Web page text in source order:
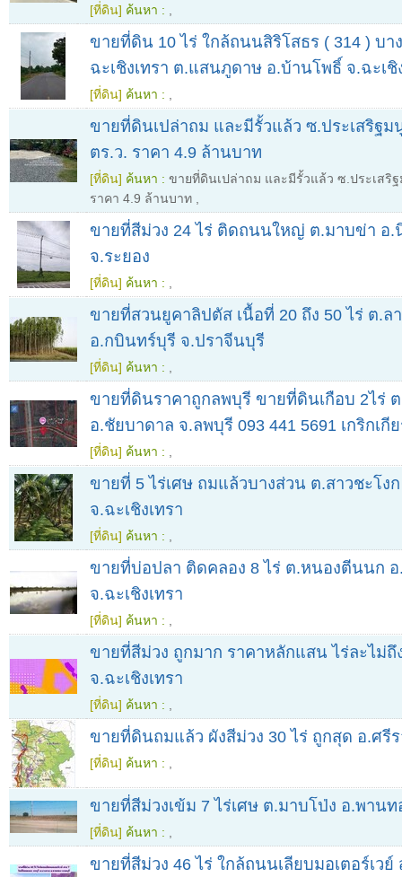
[ที่ดิน] ค้นหา :
ขายที่ดิน 10 ไร่ ใกล้ถนนสิริโสธร ( 314 ) บา
ฉะเชิงเทรา ต.แสนภูดาษ อ.บ้านโพธิ์ จ.ฉะเชิ
[ที่ดิน] ค้นหา :
ขายที่ดินเปล่าถม และมีรั้วแล้ว ซ.ประเสริฐม
ตร.ว. ราคา 4.9 ล้านบาท
[ที่ดิน] ค้นหา : ขายที่ดินเปล่าถม และมีรั้วแล้ว ซ.ประเสริ
ราคา 4.9 ล้านบาท
ขายที่สีม่วง 24 ไร่ ติดถนนใหญ่ ต.มาบข่า
จ.ระยอง
[ที่ดิน] ค้นหา :
ขายที่สวนยูคาลิปตัส เนื้อที่ 20 ถึง 50 ไร่ ต.ล
อ.กบินทร์บุรี จ.ปราจีนบุรี
[ที่ดิน] ค้นหา :
ขายที่ดินราคาถูกลพบุรี ขายที่ดินเกือบ 2ไร่
อ.ชัยบาดาล จ.ลพบุรี 093 441 5691 เกริกเ
[ที่ดิน] ค้นหา :
ขายที่ 5 ไร่เศษ ถมแล้วบางส่วน ต.สาวชะโง
จ.ฉะเชิงเทรา
[ที่ดิน] ค้นหา :
ขายที่บ่อปลา ติดคลอง 8 ไร่ ต.หนองตีนนก
จ.ฉะเชิงเทรา
[ที่ดิน] ค้นหา :
ขายที่สีม่วง ถูกมาก ราคาหลักแสน ไร่ละไม่ถึ
จ.ฉะเชิงเทรา
[ที่ดิน] ค้นหา :
ขายที่ดินถมแล้ว ผังสีม่วง 30 ไร่ ถูกสุด อ.ศรี
[ที่ดิน] ค้นหา :
ขายที่สีม่วงเข้ม 7 ไร่เศษ ต.มาบโป่ง อ.พาน
[ที่ดิน] ค้นหา :
ขายที่สีม่วง 46 ไร่ ใกล้ถนนเลียบมอเตอร์เว